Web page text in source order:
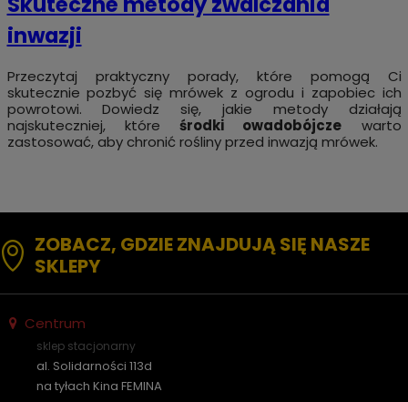
inwazji
Przeczytaj praktyczny porady, które pomogą Ci
skutecznie pozbyć się mrówek z ogrodu i zapobiec ich
powrotowi. Dowiedz się, jakie metody działają
najskuteczniej, które środki owadobójcze warto
zastosować, aby chronić rośliny przed inwazją mrówek.
ZOBACZ, GDZIE ZNAJDUJĄ SIĘ NASZE
SKLEPY
Centrum
sklep stacjonarny
al. Solidarności 113d
na tyłach Kina FEMINA